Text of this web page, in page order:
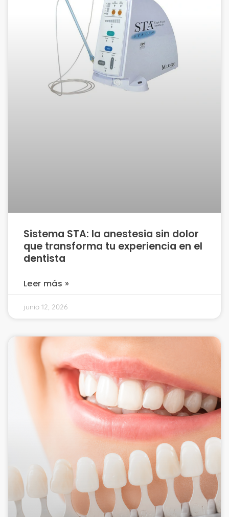
Sistema STA: la anestesia sin dolor
que transforma tu experiencia en el
dentista
Leer más »
junio 12, 2026